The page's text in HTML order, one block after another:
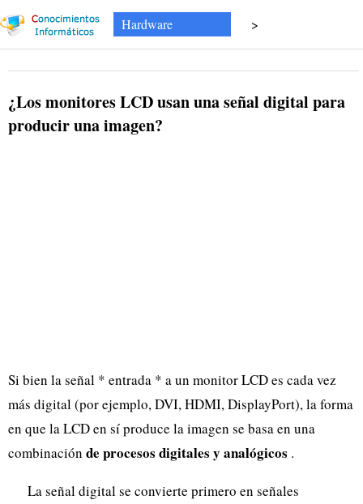
Hardware >
¿Los monitores LCD usan una señal digital para
producir una imagen?
Si bien la señal * entrada * a un monitor LCD es cada vez
más digital (por ejemplo, DVI, HDMI, DisplayPort), la forma
en que la LCD en sí produce la imagen se basa en una
combinación de procesos digitales y analógicos .
La señal digital se convierte primero en señales